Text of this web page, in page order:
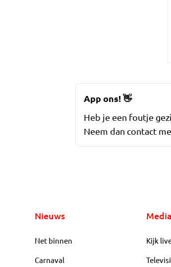
App ons!👋
Heb je een foutje
Neem dan contact
Nieuws
Net binnen
Carnaval
Media
Kijk